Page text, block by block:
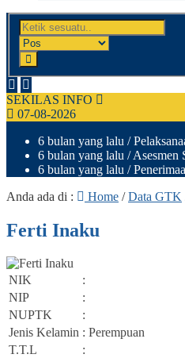
SEKILAS INFO
07-08-2026
6 bulan yang lalu /
6 bulan yang lalu / Asesmen
6 bulan yang lalu /
Anda ada di :
Home /Data GTK
Ferti Inaku
NIK
:
NIP
:
NUPTK
:
Jenis Kelamin : Perempuan
T.T.L
: